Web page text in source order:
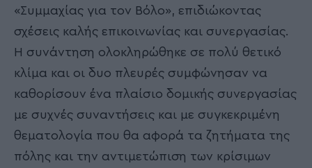
«Συμμαχίας για τον Βόλο», επιδιώκοντας
σχέσεις καλής επικοινωνίας και συνεργασίας.
Η συνάντηση ολοκληρώθηκε σε πολύ θετικό
κλίμα και οι δυο πλευρές συμφώνησαν να
καθορίσουν ένα πλαίσιο δομικής συνεργασίας
με συχνές συναντήσεις και με συγκεκριμένη
θεματολογία που θα αφορά τα ζητήματα της
πόλης και την αντιμετώπιση των κρίσιμων